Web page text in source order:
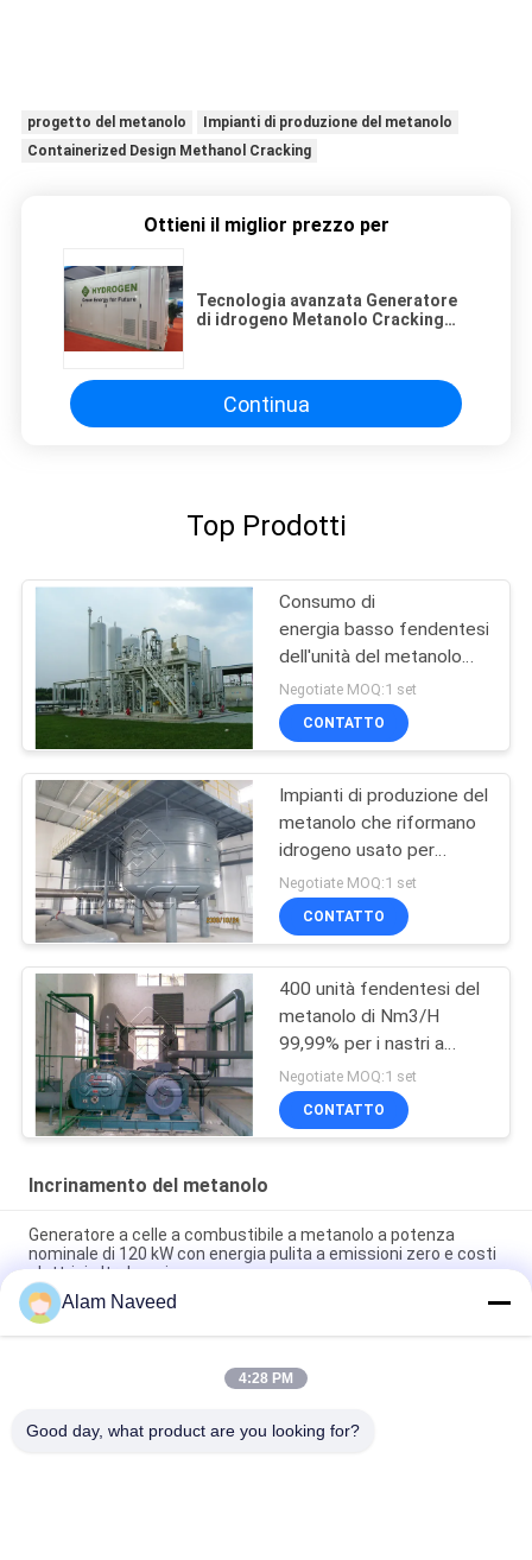
progetto del metanolo
Impianti di produzione del metanolo
Containerized Design Methanol Cracking
Ottieni il miglior prezzo per
Tecnologia avanzata Generatore
di idrogeno Metanolo Cracking
Continua
Top Prodotti
Consumo di
energia basso fendentesi
dell'unità del metanolo
del pacchetto del
cracker del metanolo
Negotiate MOQ:1 set
CONTATTO
Impianti di produzione del
metanolo che riformano
idrogeno usato per
l'industria siderurgica
Negotiate MOQ:1 set
CONTATTO
400 unità fendentesi del
metanolo di Nm3/H
99,99% per i nastri a
freddi
Negotiate MOQ:1 set
CONTATTO
Incrinamento del metanolo
Generatore a celle a combustibile a metanolo a potenza
nominale di 120 kW con energia pulita a emissioni zero e costi
elettrici ultrabassi
99%-99.9999% Unità fendentesi della generazione
dell'idrogeno del metanolo di purezza
Sistema fendentesi del metanolo di produzione dell'idrogeno
Alam Naveed
4:28 PM
Good day, what product are you looking for?